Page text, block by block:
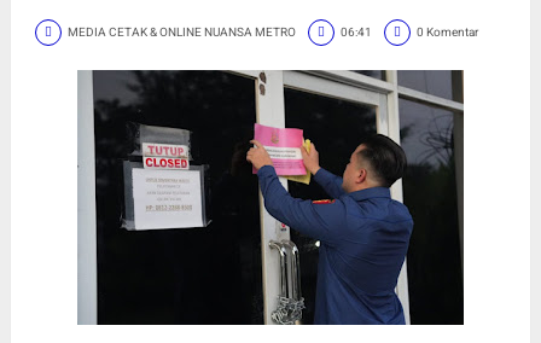
MEDIA CETAK & ONLINE NUANSA METRO 06:41 0 Komentar